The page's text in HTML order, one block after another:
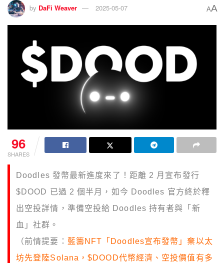
by DaFi Weaver 2025-05-07 AA
96
SHARES
Doodles 發幣最新進度來了！距離 2 月宣布發行
$DOOD 已過 2 個半月，如今 Doodles 官方終於釋
出空投詳情，準備空投給 Doodles 持有者與「新
血」社群。
（前情提要： 藍籌NFT「Doodles宣布發幣」棄以太
坊先登陸Solana，$DOOD代幣經濟、空投價值有多